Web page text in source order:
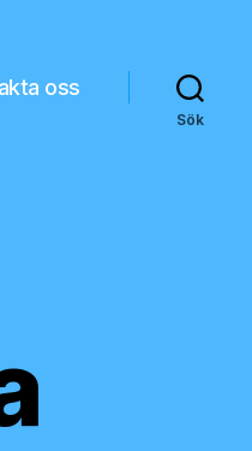
oss
Sök